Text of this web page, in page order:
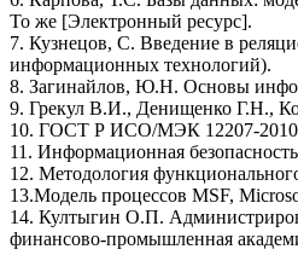
То же [Электронный ресурс].
7. Кузнецов, С. Введение в
информационных технологий).
8. Загинайлов, Ю.Н. Основы
9. Грекул В.И., Денищенко Г.Н.,
10. ГОСТ Р ИСО/МЭК 12207-2010
11. Информационная
12. Методология
13.Модель процессов MSF,
14. Култыгин О.П.
финансово-промышленная